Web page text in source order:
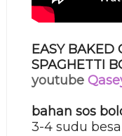
EASY BAKED
SPAGHETTI
youtube
bahan sos
3-4 sudu